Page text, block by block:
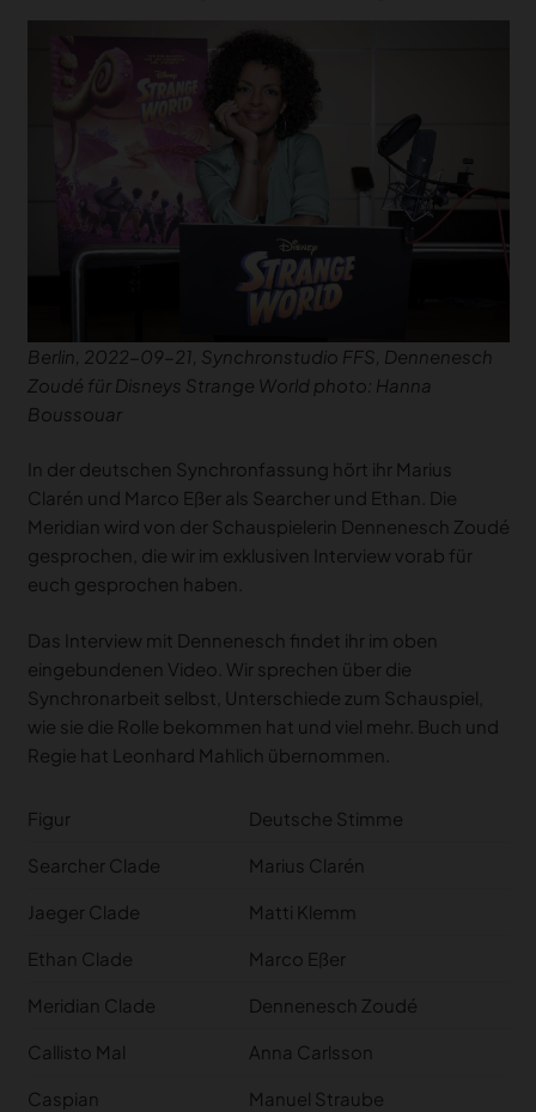
Berlin, 2022-09-21, Synchronstudio FFS, Dennenesch
Zoudé für Disneys Strange World photo: Hanna
Boussouar
In der deutschen Synchronfassung hört ihr Marius
Clarén und Marco Eßer als Searcher und Ethan. Die
Meridian wird von der Schauspielerin Dennenesch Zoudé
gesprochen, die wir im exklusiven Interview vorab für
euch gesprochen haben.
Das Interview mit Dennenesch findet ihr im oben
eingebundenen Video. Wir sprechen über die
Synchronarbeit selbst, Unterschiede zum Schauspiel,
wie sie die Rolle bekommen hat und viel mehr. Buch und
Regie hat Leonhard Mahlich übernommen.
Figur Deutsche Stimme
Searcher Clade Marius Clarén
Jaeger Clade Matti Klemm
Ethan Clade Marco Eßer
Meridian Clade Dennenesch Zoudé
Callisto Mal Anna Carlsson
Caspian Manuel Straube